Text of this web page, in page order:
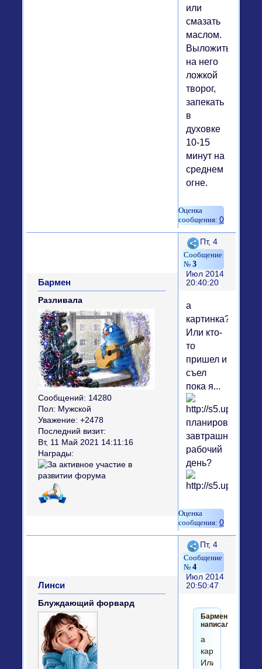
или
смазать
маслом.
Выложить
на него
ложкой
творог,
запекать
в
духовке
10-15
минут на
среднем
огне.
0
Поделиться
3
Пт, 4
Июл 2014
20:40:20
Бармен
Разливала
Сообщений: 14280
Пол: Мужской
Уважение: +2478
Последний визит:
Вт, 11 Май 2021 14:11:16
Награды:
а
картинка?
Или кто-
то
пришел и
съел
пока я...
планировал
завтрашний
рабочий
день?
0
Поделиться
4
Пт, 4
Июл 2014
20:50:47
Линси
Блуждающий форвард
Бармен
написал(а):
а
картинка?
Или